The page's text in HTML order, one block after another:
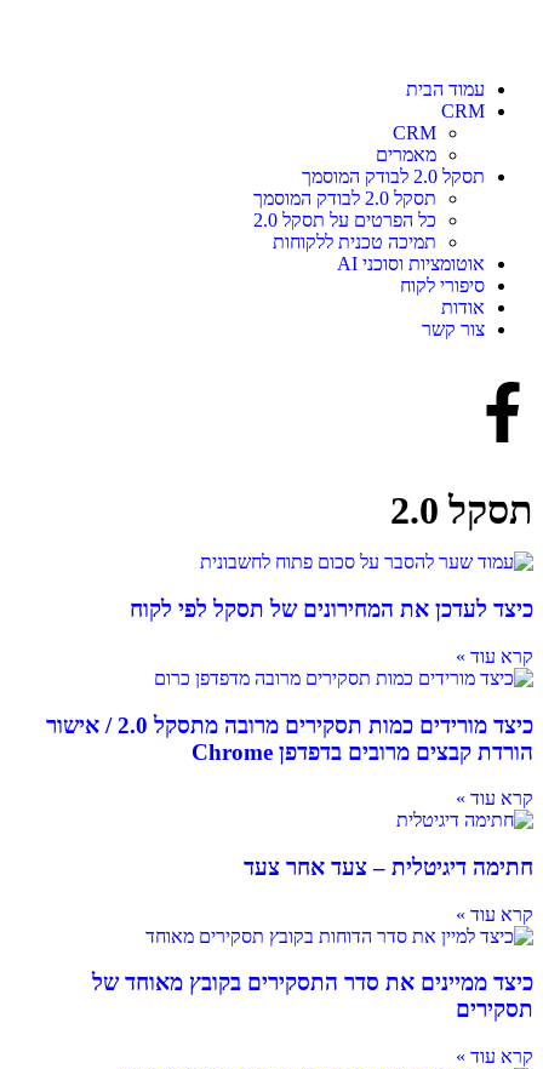
עמוד הבית
CRM
CRM
מאמרים
תסקל 2.0 לבודק המוסמך
תסקל 2.0 לבודק המוסמך
כל הפרטים על תסקל 2.0
תמיכה טכנית ללקוחות
אוטומציות וסוכני AI
סיפורי לקוח
אודות
צור קשר
תסקל 2.0
כיצד לעדכן את המחירונים של תסקל לפי לקוח
קרא עוד »
כיצד מורידים כמות תסקירים מרובה מתסקל 2.0 / אישור
הורדת קבצים מרובים בדפדפן Chrome
קרא עוד »
חתימה דיגיטלית – צעד אחר צעד
קרא עוד »
כיצד ממיינים את סדר התסקירים בקובץ מאוחד של
תסקירים
קרא עוד »